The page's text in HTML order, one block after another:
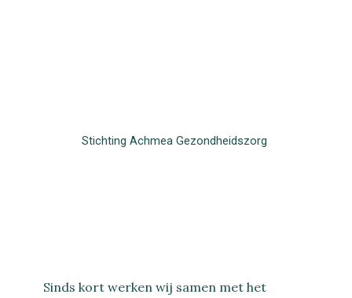
Stichting Achmea Gezondheidszorg
Sinds kort werken wij samen met het